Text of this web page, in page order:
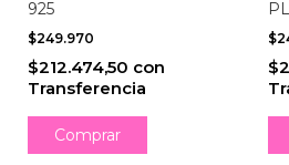
925
$249.970
$212.474,50 con
Transferencia
Comprar